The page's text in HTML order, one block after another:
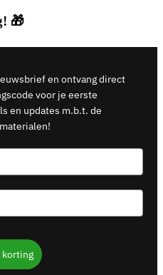
🎁
en ontvang direct
voor je eerste
en updates m.b.t. de
korting